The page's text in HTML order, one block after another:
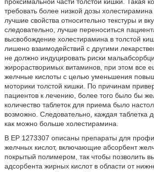
требовать более низкой дозы
лучшие свойства относительно текстуры и
следовательно, лучше переноситься
высвобождение холестирамина в толстой
лишено взаимодействий с другими
не должно индуцировать риски
жирорастворимых витаминов, при этом все
желчные кислоты с целью уменьшения
моторики толстой кишки. По причинам
пациентов к лечению, более того было бы
количество таблеток для приема было
возможно. Следовательно, каждая таблетка
как можно больше холестирамина.
В EP 1273307 описаны препараты для
желчных кислот, включающие абсорбент
покрытый полимером, так чтобы позволить
адсорбента жирных кислот в области от